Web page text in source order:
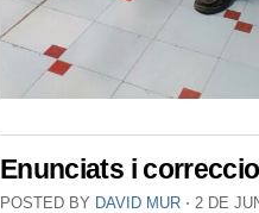
Enunciats i
POSTED BY DAVID MUR ⋅ 2 DE